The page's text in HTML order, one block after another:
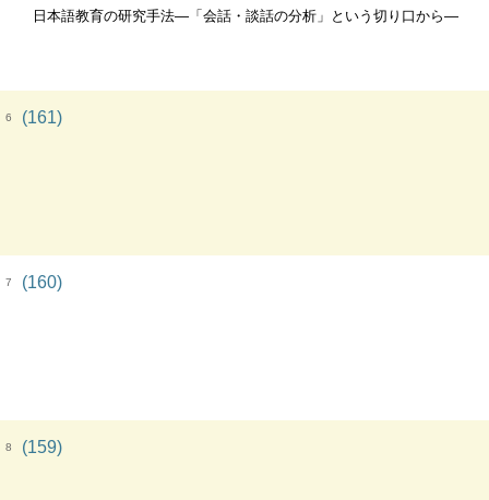
日本語教育の研究手法―「会話・談話の分析」という切り口から―
6 (161)
7 (160)
8 (159)